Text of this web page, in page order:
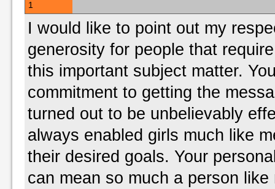
1
I would like to point out my
generosity for people that
this important subject matter.
commitment to getting the
turned out to be unbelievably
always enabled girls much like
their desired goals. Your
can mean so much a person like